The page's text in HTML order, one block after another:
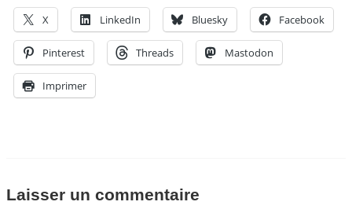
X LinkedIn Bluesky Facebook
Pinterest Threads Mastodon
Imprimer
Laisser un commentaire